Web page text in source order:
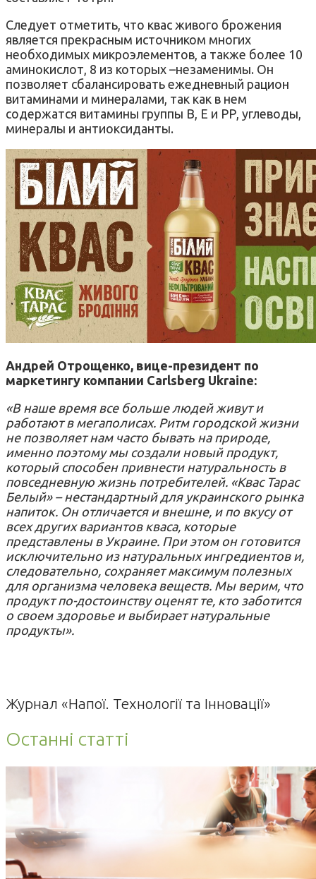
Следует отметить, что квас живого брожения
является прекрасным источником многих
необходимых микроэлементов, а также более 10
аминокислот, 8 из которых –незаменимы. Он
позволяет сбалансировать ежедневный рацион
витаминами и минералами, так как в нем
содержатся витамины группы B, E и РР, углеводы,
минералы и антиоксиданты.
Андрей Отрощенко, вице-президент по
маркетингу компании Carlsberg Ukraine:
«В наше время все больше людей живут и
работают в мегаполисах. Ритм городской жизни
не позволяет нам часто бывать на природе,
именно поэтому мы создали новый продукт,
который способен привнести натуральность в
повседневную жизнь потребителей. «Квас Тарас
Белый» – нестандартный для украинского рынка
напиток. Он отличается и внешне, и по вкусу от
всех других вариантов кваса, которые
представлены в Украине. При этом он готовится
исключительно из натуральных ингредиентов и,
следовательно, сохраняет максимум полезных
для организма человека веществ. Мы верим, что
продукт по-достоинству оценят те, кто заботится
о своем здоровье и выбирает натуральные
продукты».
Журнал «Напої. Технології та Інновації»
Останні статті